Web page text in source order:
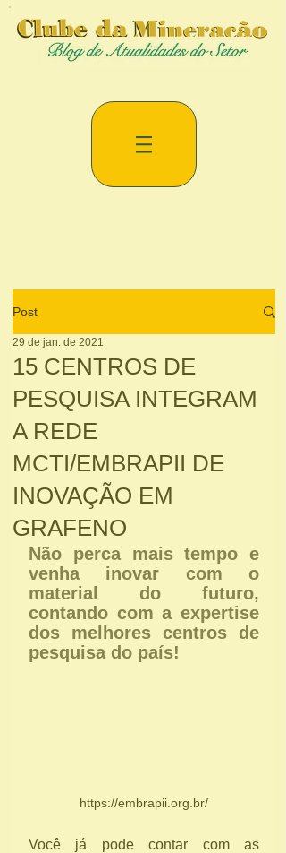
Post
15 CENTROS DE
PESQUISA INTEGRAM
A REDE
MCTI/EMBRAPII DE
INOVAÇÃO EM
GRAFENO
29 de jan. de 2021
Não perca mais tempo e
venha inovar com o
material do futuro,
contando com a expertise
dos melhores centros de
pesquisa do país!
https://embrapii.org.br/
Você já pode contar com as